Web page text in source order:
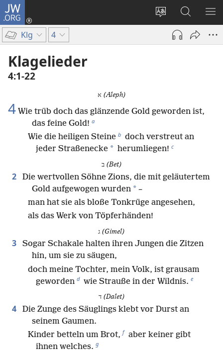
JW.ORG
Websitesprache
ändern
Anmelden
(öffnet
Fenster)
Suche
Klg 4
Klagelieder
4:1-22
א (Aleph)
4 Wie trüb doch das glänzende Gold geworden ist,
das feine Gold! a
Wie die heiligen Steine b doch verstreut an
jeder Straßenecke * herumliegen! c
ב (Bet)
2
Die wertvollen Söhne Zions, die mit geläutertem
Gold aufgewogen wurden * –
man hat sie als bloße Tonkrüge angesehen,
als das Werk von Töpferhänden!
(Gimel)
3
Sogar Schakale halten ihren Jungen die Zitzen
hin, um sie zu säugen,
doch meine Tochter, mein Volk, ist grausam
geworden d wie Strauße in der Wildnis. e
ד (Dalet)
4
Die Zunge des Säuglings klebt vor Durst an
seinem Gaumen.
Kinder betteln um Brot, f aber keiner gibt
ihnen welches. g